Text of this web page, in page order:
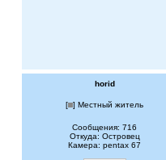
horid
[ ] Местный житель
Сообщения: 716
Откуда: Островец
Камера: pentax 67